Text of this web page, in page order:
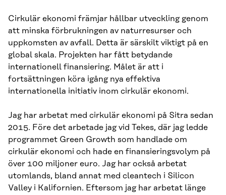
Cirkulär ekonomi främjar hållbar utveckling genom
att minska förbrukningen av naturresurser och
uppkomsten av avfall. Detta är särskilt viktigt på en
global skala. Projekten har fått betydande
internationell finansiering. Målet är att i
fortsättningen köra igång nya effektiva
internationella initiativ inom cirkulär ekonomi.
Jag har arbetat med cirkulär ekonomi på Sitra sedan
2015. Före det arbetade jag vid Tekes, där jag ledde
programmet Green Growth som handlade om
cirkulär ekonomi och hade en finansieringsvolym på
över 100 miljoner euro. Jag har också arbetat
utomlands, bland annat med cleantech i Silicon
Valley i Kalifornien. Eftersom jag har arbetat länge